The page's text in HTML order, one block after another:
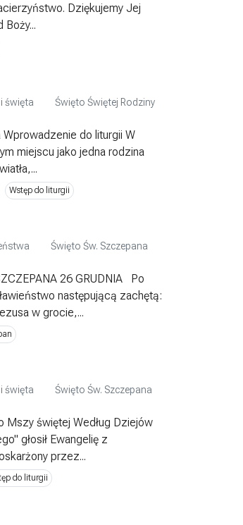
Dziękujemy Jej
święta Święto Świętej Rodziny
do liturgii W
miejscu jako jedna rodzina
Wstęp do liturgii
Święto Św. Szczepana
26 GRUDNIA Po
następującą zachętą:
w grocie,...
święta Święto Św. Szczepana
Mszy świętej Według Dziejów
głosił Ewangelię z
przez...
do liturgii